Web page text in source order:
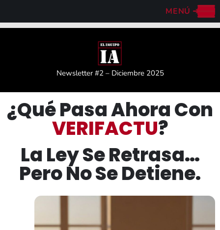
MENÚ ➔
Newsletter #2 – Diciembre 2025
¿Qué Pasa Ahora Con
VERIFACTU?
La Ley Se Retrasa…
Pero No Se Detiene.